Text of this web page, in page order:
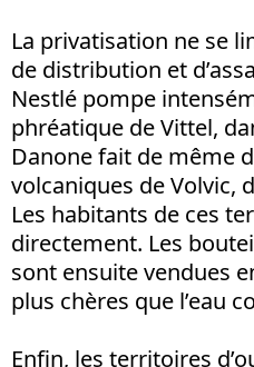
La privatisation ne se
de distribution et
Nestlé pompe
phréatique de Vittel,
Danone fait de même
volcaniques de Volvic,
Les habitants de ces
directement. Les
sont ensuite vendues
plus chères que l’eau
Enfin, les territoires